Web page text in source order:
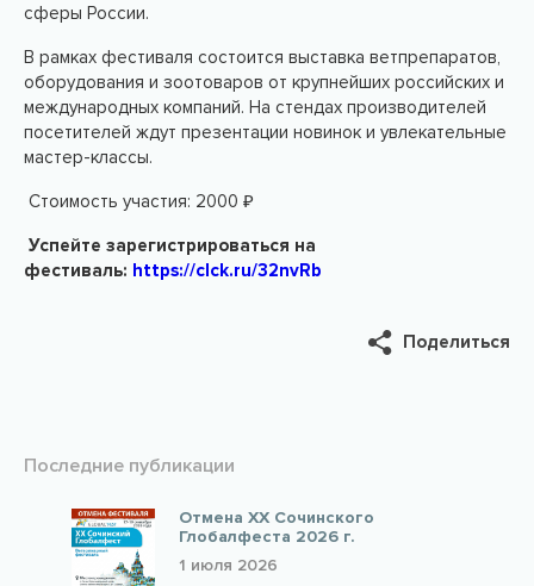
сферы России.
В рамках фестиваля состоится выставка ветпрепаратов,
оборудования и зоотоваров от крупнейших российских и
международных компаний. На стендах производителей
посетителей ждут презентации новинок и увлекательные
мастер-классы.
Стоимость участия: 2000 ₽
Успейте зарегистрироваться на
фестиваль: https://clck.ru/32nvRb
Поделиться
Последние публикации
Отмена XX Сочинского
Глобалфеста 2026 г.
1 июля 2026